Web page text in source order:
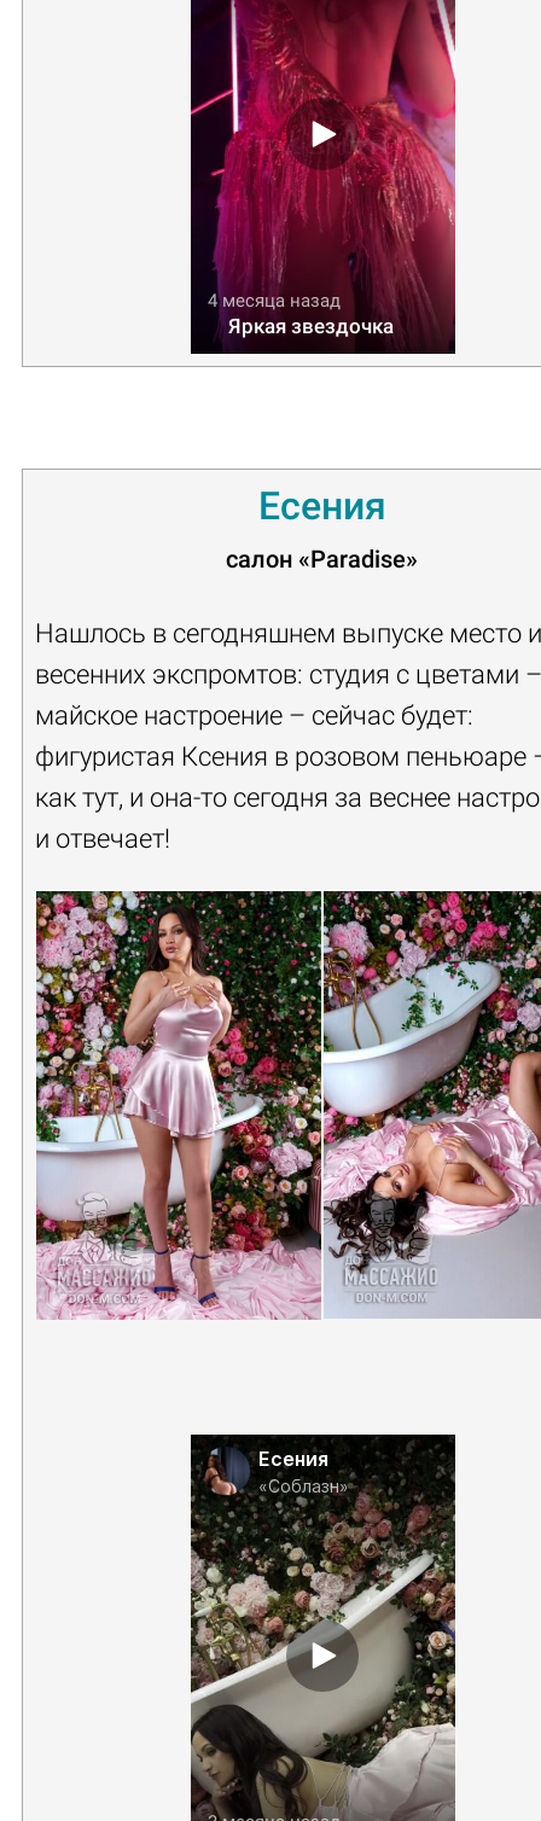
4 месяца назад
Яркая звездочка
Есения
салон «Paradise»
Нашлось в сегодняшнем выпуске место
весенних экспромтов: студия с цветами
майское настроение – сейчас будет:
фигуристая Ксения в розовом пеньюаре
как тут, и она-то сегодня за веснее
и отвечает!
Есения
«Соблазн»